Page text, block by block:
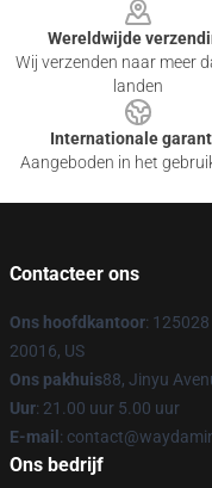
Wereldwijde
Wij verzenden naar meer
landen
Internationale
Aangeboden in het
Contacteer ons
Ons hoofdkantoor:
20016, US
Ons pakhuis88, Jinyu
Uur: 21.00 uur 5.00 uur
E-mail :
Ons bedrijf